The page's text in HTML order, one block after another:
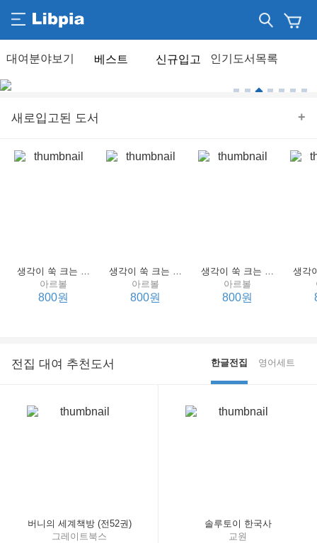
베스트 신규입고
새로입고된 도서 +
생각이 쑥 크는 세계 명작 4 : 언어 편
아르볼
800원
생각이 쑥 크는 세계 명작 3 : 언어 편
아르볼
800원
생각이 쑥 크는 세계 명작 2 : 언어 편
아르볼
800원
전집 대여 추천도서 한글전집 영어세트
버니의 세계책방 (전52권)
그레이트북스
솔루토이 한국사
교원